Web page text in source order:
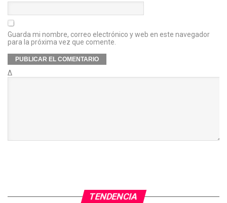
Guarda mi nombre, correo electrónico y web en este navegador
para la próxima vez que comente.
Δ
TENDENCIA